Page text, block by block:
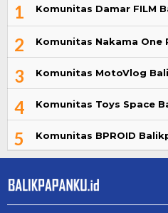
1 Komunitas Damar FILM
2 Komunitas Nakama One
3 Komunitas MotoVlog
4 Komunitas Toys Space
5 Komunitas BPROID